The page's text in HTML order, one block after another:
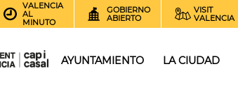
VALENCIA
AL
MINUTO
GOBIERNO
ABIERTO
VISIT
VALENCIA
AYUNTAMIENTO LA CIUDAD